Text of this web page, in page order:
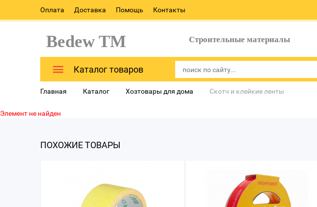
Оплата Доставка Помощь Контакты
Bedew TM Строительные материалы
Каталог товаров
Главная Каталог Хозтовары для дома Скотч и клейкие ленты
Элемент не найден
ПОХОЖИЕ ТОВАРЫ